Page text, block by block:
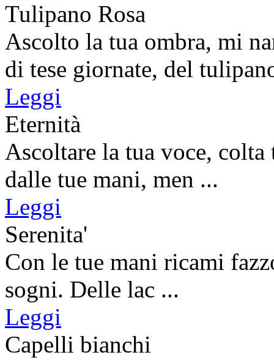
Tulipano Rosa
Ascolto la tua ombra, mi
di tese giornate, del
Leggi
Eternità
Ascoltare la tua voce,
dalle tue mani, men ...
Leggi
Serenita'
Con le tue mani ricami
sogni. Delle lac ...
Leggi
Capelli bianchi